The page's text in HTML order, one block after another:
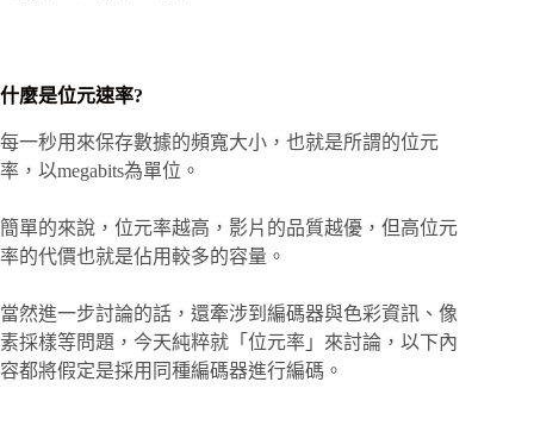
什麼是位元速率?
每一秒用來保存數據的頻寬大小，也就是所謂的位元
率，以megabits為單位。
簡單的來說，位元率越高，影片的品質越優，但高位元
率的代價也就是佔用較多的容量。
當然進一步討論的話，還牽涉到編碼器與色彩資訊、像
素採樣等問題，今天純粹就「位元率」來討論，以下內
容都將假定是採用同種編碼器進行編碼。